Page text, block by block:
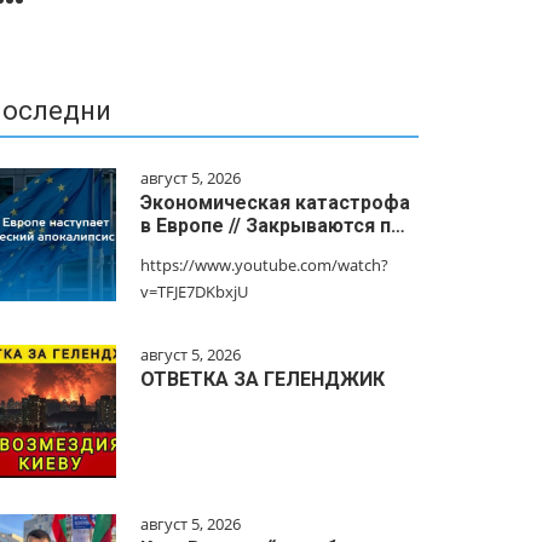
август 5, 2026
Экономическая катастрофа
в Европе // Закрываются п…
https://www.youtube.com/watch?
v=TFJE7DKbxjU
август 5, 2026
ОТВЕТКА ЗА ГЕЛЕНДЖИК
август 5, 2026